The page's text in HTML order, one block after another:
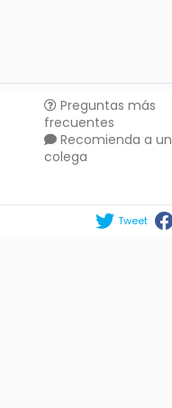
Preguntas más
frecuentes
Recomienda a un
colega
Tweet